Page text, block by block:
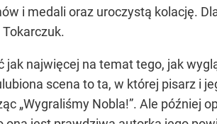
i medali oraz uroczystą kolację.
Tokarczuk.
najwięcej na temat tego, jak
scena to ta, w której pisarz i
„Wygraliśmy Nobla!”. Ale później